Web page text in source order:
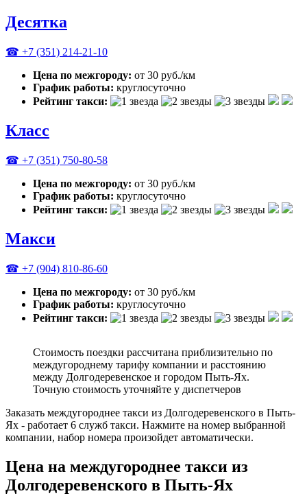
Десятка
☎ +7 (351) 214-21-10
Цена по межгороду: от 30 руб./км
График работы: круглосуточно
Рейтинг такси:
Класс
☎ +7 (351) 750-80-58
Цена по межгороду: от 30 руб./км
График работы: круглосуточно
Рейтинг такси:
Макси
☎ +7 (904) 810-86-60
Цена по межгороду: от 30 руб./км
График работы: круглосуточно
Рейтинг такси:
Стоимость поездки рассчитана приблизительно по
междугороднему тарифу компании и расстоянию
между Долгодеревенское и городом Пыть-Ях.
Точную стоимость уточняйте у диспетчеров
Заказать междугороднее такси из Долгодеревенского в Пыть-
Ях - работает 6 служб такси. Нажмите на номер выбранной
компании, набор номера произойдет автоматически.
Цена на междугороднее такси из
Долгодеревенского в Пыть-Ях